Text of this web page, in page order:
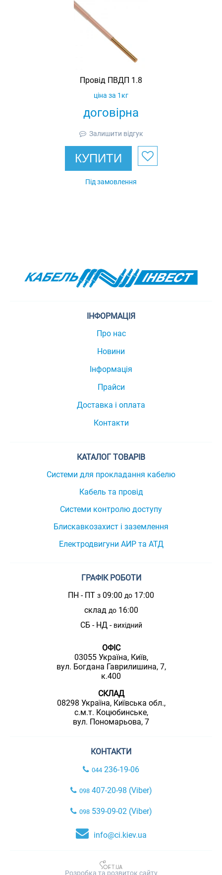
Провід ПВДП 1.8
договірна
ціна за 1кг
Залишити відгук
КУПИТИ
Під замовлення
ІНФОРМАЦІЯ
Про нас
Новини
Інформація
Прайси
Доставка і оплата
Контакти
КАТАЛОГ ТОВАРІВ
Системи для прокладання кабелю
Кабель та провід
Системи контролю доступу
Блискавкозахист і заземлення
Електродвигуни АИР та АТД
ГРАФІК РОБОТИ
ПН - ПТ з 09:00 до 17:00
склад до16:00
СБ - НД - вихідний
ОФІС
03055 Україна, Київ,
вул. Богдана Гаврилишина, 7,
к.400
СКЛАД
08298 Україна, Київська обл.,
с.м.т. Коцюбинське,
вул. Пономарьова, 7
КОНТАКТИ
044 236-19-06
098407-20-98 (Viber)
098539-09-02 (Viber)
info@ci.kiev.ua
Розробка та розвиток сайту